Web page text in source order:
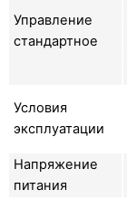
Управление
стандартное
Условия
эксплуатации
Напряжение
питания